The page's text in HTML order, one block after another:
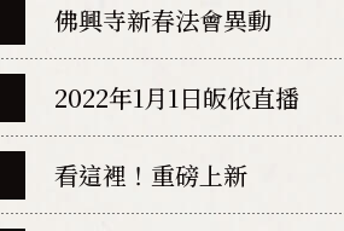
佛興寺新春法會異動
2022年1月1日皈依直播
看這裡！重磅上新